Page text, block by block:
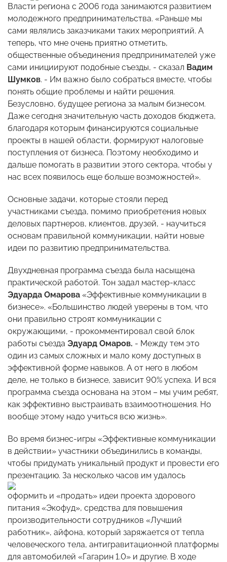
Власти региона с 2006 года занимаются развитием
молодежного предпринимательства. «Раньше мы
сами являлись заказчиками таких мероприятий. А
теперь, что мне очень приятно отметить,
общественные объединения предпринимателей уже
сами инициируют подобные съезды, - сказал Вадим
Шумков. - Им важно было собраться вместе, чтобы
понять общие проблемы и найти решения.
Безусловно, будущее региона за малым бизнесом.
Даже сегодня значительную часть доходов бюджета,
благодаря которым финансируются социальные
проекты в нашей области, формируют налоговые
поступления от бизнеса. Поэтому необходимо и
дальше помогать в развитии этого сектора, чтобы у
нас всех появилось еще больше возможностей».
Основные задачи, которые стояли перед
участниками съезда, помимо приобретения новых
деловых партнеров, клиентов, друзей, - научиться
основам правильной коммуникации, найти новые
идеи по развитию предпринимательства.
Двухдневная программа съезда была насыщена
практической работой. Тон задал мастер-класс
Эдуарда Омарова «Эффективные коммуникации в
бизнесе». «Большинство людей уверены в том, что
они правильно строят коммуникации с
окружающими, - прокомментировал свой блок
работы съезда Эдуард Омаров. - Между тем это
один из самых сложных и мало кому доступных в
эффективной форме навыков. А от него в любом
деле, не только в бизнесе, зависит 90% успеха. И вся
программа съезда основана на этом – мы учим ребят,
как эффективно выстраивать взаимоотношения. Но
вообще этому надо учиться всю жизнь».
Во время бизнес-игры «Эффективные коммуникации
в действии» участники объединились в команды,
чтобы придумать уникальный продукт и провести его
презентацию. За несколько часов им удалось
оформить и «продать» идеи проекта здорового
питания «Экофуд», средства для повышения
производительности сотрудников «Лучший
работник», айфона, который заряжается от тепла
человеческого тела, антигравитационной платформы
для автомобилей «Гагарин 1.0» и другие. В ходе